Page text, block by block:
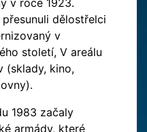
v roce 1923.
dělostřelci
v
století, V areálu
(sklady, kino,
1983 začaly
armády, které